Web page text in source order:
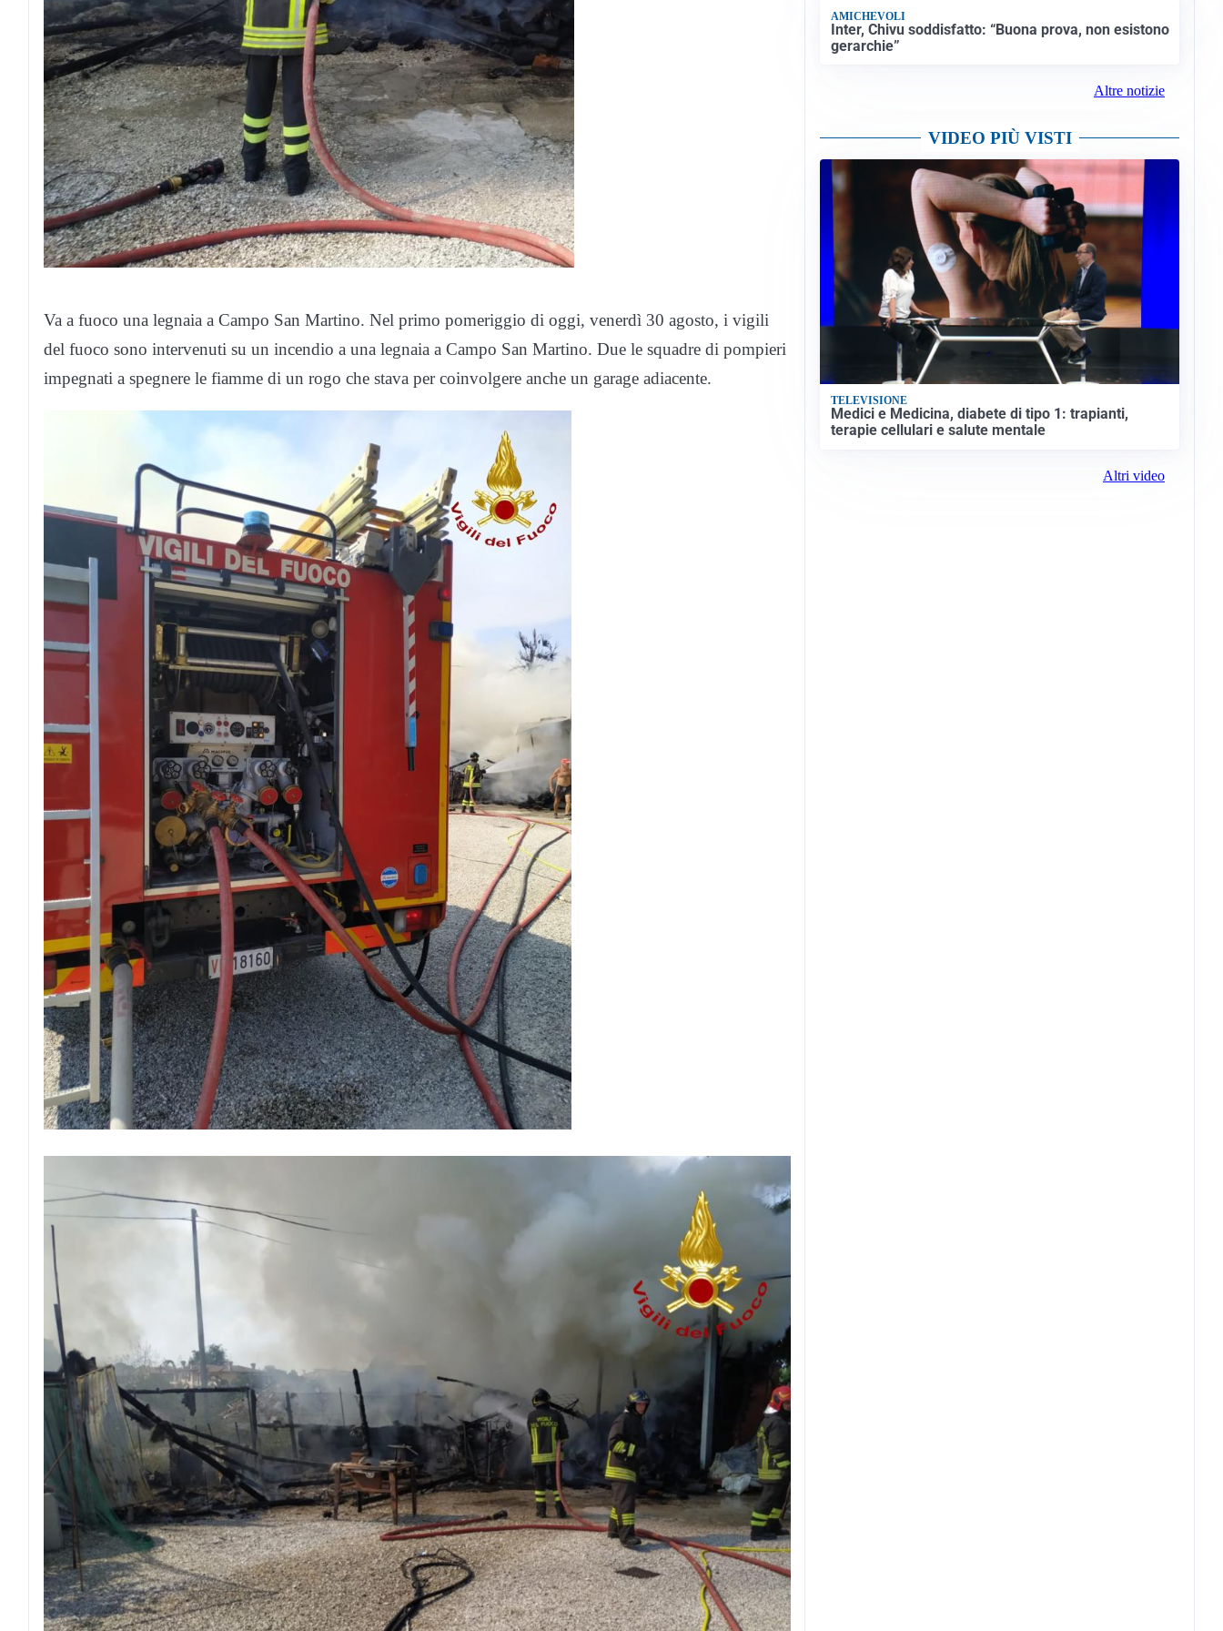
Va a fuoco una legnaia a Campo San Martino. Nel primo pomeriggio di oggi, venerdì 30 agosto, i vigili
del fuoco sono intervenuti su un incendio a una legnaia a Campo San Martino. Due le squadre di pompieri
impegnati a spegnere le fiamme di un rogo che stava per coinvolgere anche un garage adiacente.
AMICHEVOLI
Inter, Chivu soddisfatto: “Buona prova, non esistono
gerarchie”
Altre notizie
VIDEO PIÙ VISTI
TELEVISIONE
Medici e Medicina, diabete di tipo 1: trapianti,
terapie cellulari e salute mentale
Altri video